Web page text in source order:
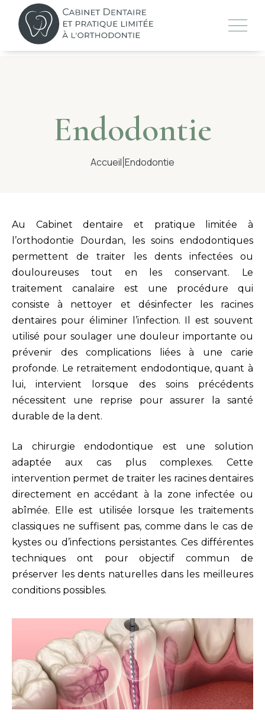
content
L’ÉQUIPE
TRAITEMENTS
CONSEILS
PORTAIL PATIENT
CONTACT
4 RUE PIERRE SEMARD, 91410 DOURDAN
01 64 94 06 00
Endodontie
Accueil Endodontie
Au Cabinet dentaire et pratique limitée à
l’orthodontie Dourdan, les soins endodontiques
permettent de traiter les dents infectées ou
douloureuses tout en les conservant. Le
traitement canalaire est une procédure qui
consiste à nettoyer et désinfecter les racines
dentaires pour éliminer l’infection. Il est souvent
utilisé pour soulager une douleur importante ou
prévenir des complications liées à une carie
profonde. Le retraitement endodontique, quant à
lui, intervient lorsque des soins précédents
nécessitent une reprise pour assurer la santé
durable de la dent.
La chirurgie endodontique est une solution
adaptée aux cas plus complexes. Cette
intervention permet de traiter les racines dentaires
directement en accédant à la zone infectée ou
abîmée. Elle est utilisée lorsque les traitements
classiques ne suffisent pas, comme dans le cas de
kystes ou d’infections persistantes. Ces différentes
techniques ont pour objectif commun de
préserver les dents naturelles dans les meilleures
conditions possibles.